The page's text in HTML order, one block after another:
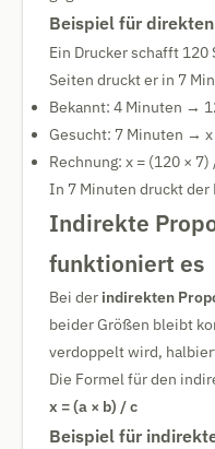
Beispiel für
Ein Drucker schafft
Seiten druckt er in 7
Bekannt: 4 Minuten →
Gesucht: 7 Minuten → x
Rechnung: x = (120 ×
In 7 Minuten druckt der
Indirekte
funktioniert es
Bei der indirekten
beider Größen bleibt
verdoppelt wird,
Die Formel für den
x = (a × b) / c
Beispiel für